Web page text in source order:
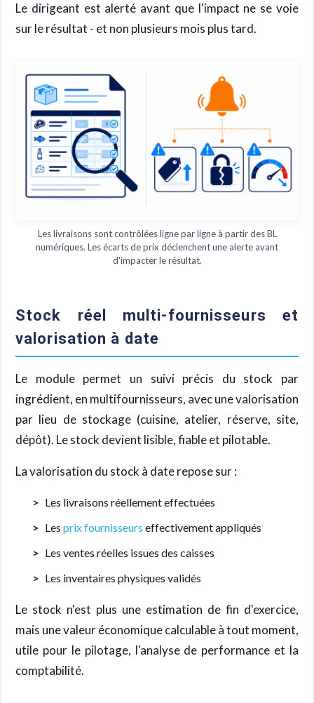
Le dirigeant est alerté avant que l'impact ne se voie
sur le résultat - et non plusieurs mois plus tard.
Les livraisons sont contrôlées ligne par ligne à partir des BL
numériques. Les écarts de prix déclenchent une alerte avant
d'impacter le résultat.
Stock réel multi-fournisseurs et
valorisation à date
Le module permet un suivi précis du stock par
ingrédient, en multifournisseurs, avec une valorisation
par lieu de stockage (cuisine, atelier, réserve, site,
dépôt). Le stock devient lisible, fiable et pilotable.
La valorisation du stock à date repose sur :
Les livraisons réellement effectuées
Les prix fournisseurs effectivement appliqués
Les ventes réelles issues des caisses
Les inventaires physiques validés
Le stock n'est plus une estimation de fin d'exercice,
mais une valeur économique calculable à tout moment,
utile pour le pilotage, l'analyse de performance et la
comptabilité.